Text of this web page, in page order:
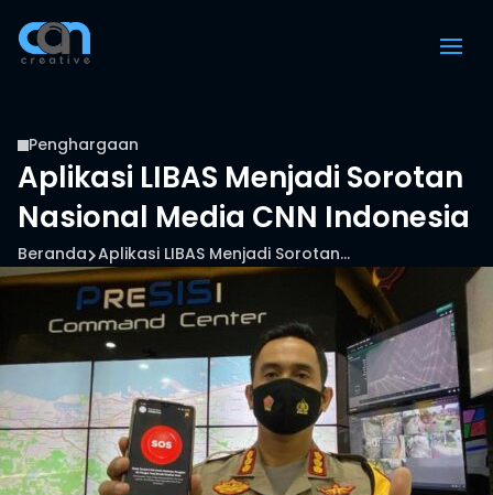
Penghargaan
Aplikasi LIBAS Menjadi Sorotan
Nasional Media CNN Indonesia
BerandaAplikasi LIBAS Menjadi Sorotan...